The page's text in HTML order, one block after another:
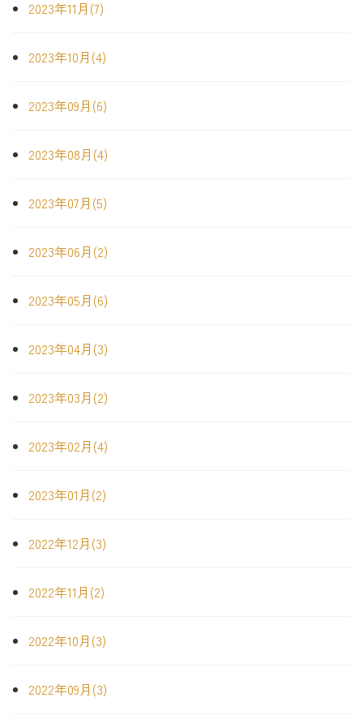
2023年11月(7)
2023年10月(4)
2023年09月(6)
2023年08月(4)
2023年07月(5)
2023年06月(2)
2023年05月(6)
2023年04月(3)
2023年03月(2)
2023年02月(4)
2023年01月(2)
2022年12月(3)
2022年11月(2)
2022年10月(3)
2022年09月(3)